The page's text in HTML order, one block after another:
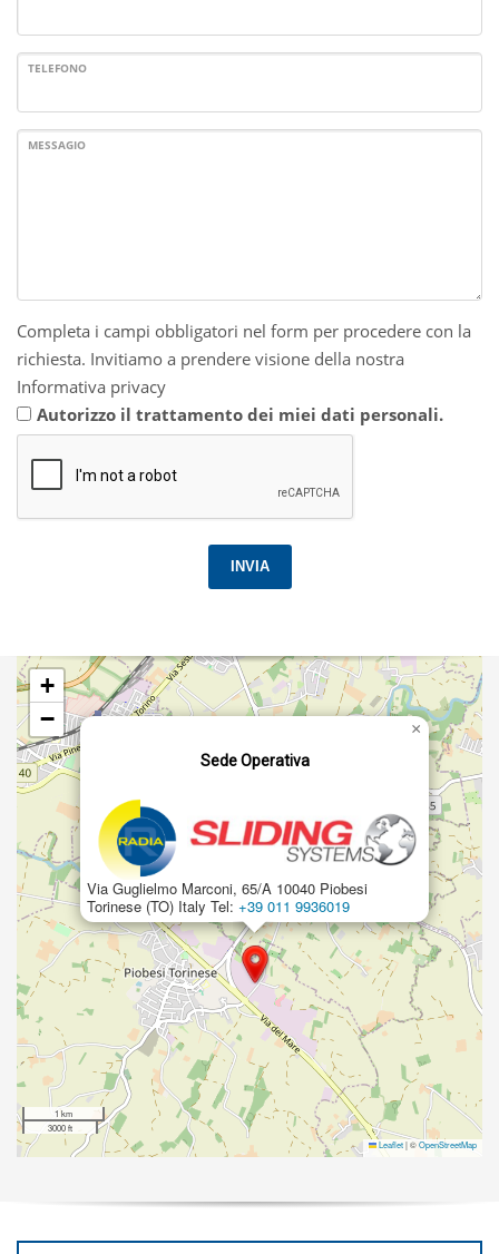
TELEFONO
MESSAGIO
Completa i campi obbligatori nel form per procedere con la
richiesta. Invitiamo a prendere visione della nostra
Informativa privacy
Autorizzo il trattamento dei miei dati personali.
INVIA
Sede Operativa
Via Guglielmo Marconi, 65/A 10040 Piobesi
Torinese (TO) Italy Tel: +39 011 9936019
×
+
−
1 km
3000 ft
Leaflet|©OpenStreetMap